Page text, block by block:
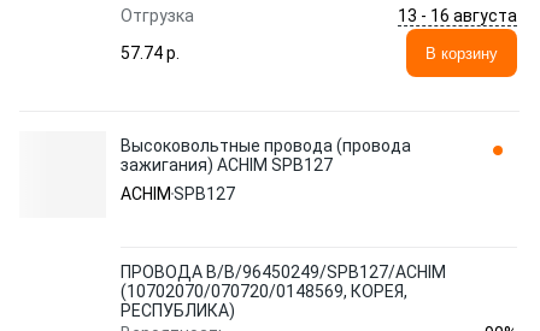
Отгрузка
13 - 16 августа
57.74 p.
В корзину
Высоковольтные провода (провода
зажигания) ACHIM SPB127
ACHIM SPB127
ПРОВОДА В/В/96450249/SPB127/ACHIM
(10702070/070720/0148569, КОРЕЯ,
РЕСПУБЛИКА)